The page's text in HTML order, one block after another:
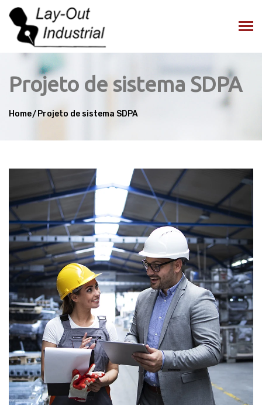
Projeto de sistema SDPA
Home Projeto de sistema SDPA